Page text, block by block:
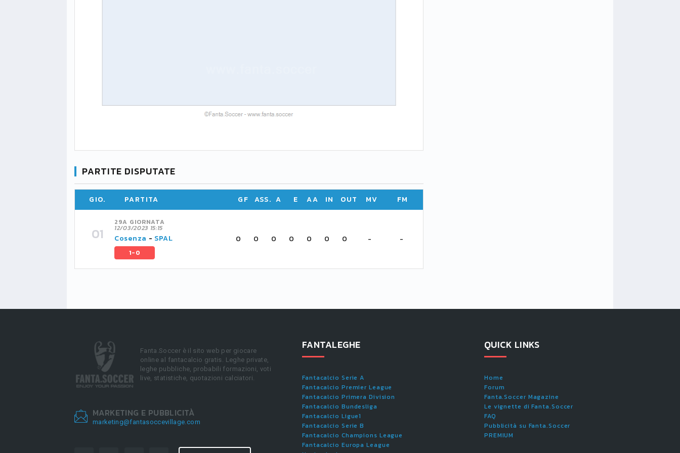
PARTITE DISPUTATE
GIO. PARTITA GF ASS. A E AA IN OUT MV FM
29A GIORNATA
12/03/2023 15:15
Cosenza - SPAL
1-0
0 0 0 0 0 0 0 - -
Fanta.Soccer è il sito web per giocare
online al fantacalcio gratis. Leghe private,
leghe pubbliche, probabili formazioni, voti
live, statistiche, quotazioni calciatori.
MARKETING E PUBBLICITÀ
marketing@fantasoccevillage.com
FANTALEGHE
Fantacalcio Serie A
Fantacalcio Premier League
Fantacalcio Primera Division
Fantacalcio Bundesliga
Fantacalcio Ligue1
Fantacalcio Serie B
Fantacalcio Champions League
Fantacalcio Europa League
QUICK LINKS
Home
Forum
Fanta.Soccer Magazine
Le vignette di Fanta.Soccer
FAQ
Pubblicità su Fanta.Soccer
PREMIUM